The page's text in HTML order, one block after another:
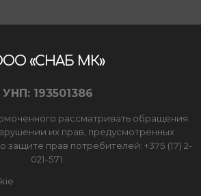
«СНАБ МК»
УНП: 193501386
рассматривать обращения
их прав, предусмотренных
защите прав потребителей: +375 (17) 2-
021-571.